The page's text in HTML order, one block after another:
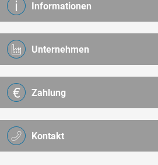
Kontakt
Informationen
Unternehmen
Zahlung